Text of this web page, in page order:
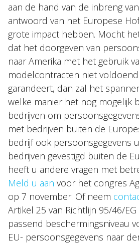
aan de hand van de inbreng
antwoord van het Europese
grote impact hebben. Mocht
dat het doorgeven van
naar Amerika met het gebruik
modelcontracten niet
garandeert, dan zal het
welke manier het nog mogelijk
bedrijven om
met bedrijven buiten de
bedrijf ook persoonsgegevens
bedrijven gevestigd buiten de
heeft u andere vragen met
Meld u aan voor het congres
op 7 november. Of neem
Artikel 25 van Richtlijn 95/46/
passend beschermingsniveau
EU- persoonsgegevens naar